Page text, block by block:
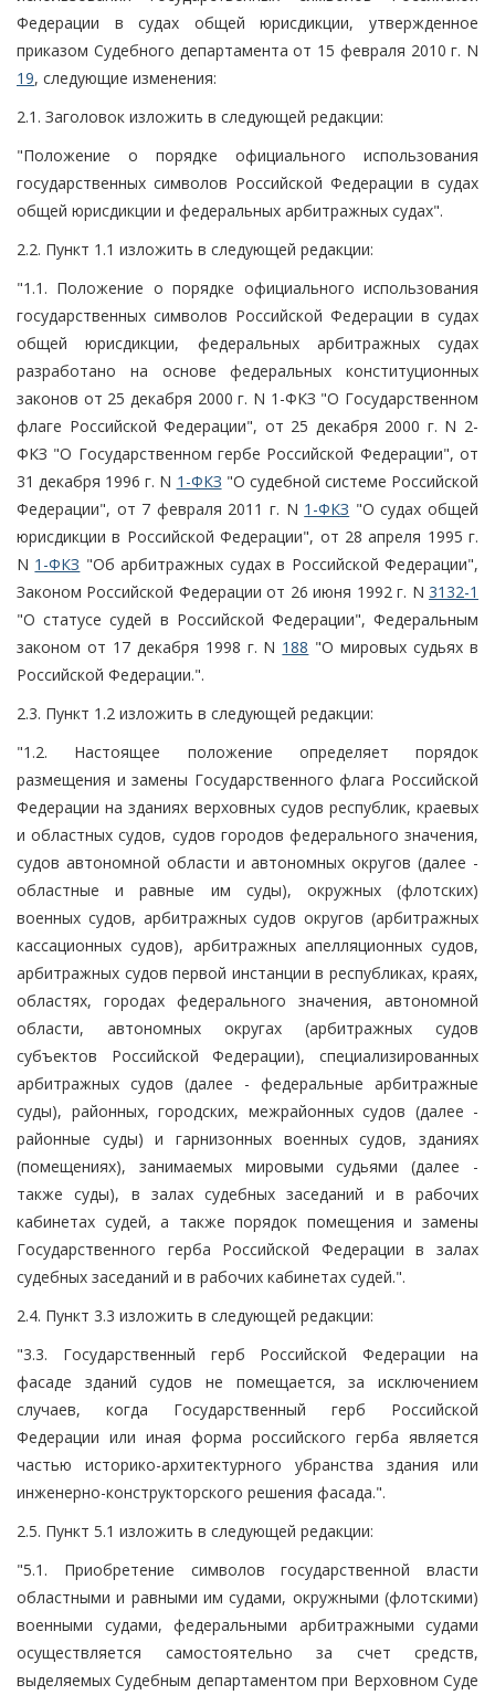
Федерации в судах общей юрисдикции, утвержденное
приказом Судебного департамента от 15 февраля 2010 г. N
19, следующие изменения:
2.1. Заголовок изложить в следующей редакции:
"Положение о порядке официального использования
государственных символов Российской Федерации в судах
общей юрисдикции и федеральных арбитражных судах".
2.2. Пункт 1.1 изложить в следующей редакции:
"1.1. Положение о порядке официального использования
государственных символов Российской Федерации в судах
общей юрисдикции, федеральных арбитражных судах
разработано на основе федеральных конституционных
законов от 25 декабря 2000 г. N 1-ФКЗ "О Государственном
флаге Российской Федерации", от 25 декабря 2000 г. N 2-
ФКЗ "О Государственном гербе Российской Федерации", от
31 декабря 1996 г. N 1-ФКЗ "О судебной системе Российской
Федерации", от 7 февраля 2011 г. N 1-ФКЗ "О судах общей
юрисдикции в Российской Федерации", от 28 апреля 1995 г.
N 1-ФКЗ "Об арбитражных судах в Российской Федерации",
Законом Российской Федерации от 26 июня 1992 г. N 3132-1
"О статусе судей в Российской Федерации", Федеральным
законом от 17 декабря 1998 г. N 188 "О мировых судьях в
Российской Федерации.".
2.3. Пункт 1.2 изложить в следующей редакции:
"1.2. Настоящее положение определяет порядок
размещения и замены Государственного флага Российской
Федерации на зданиях верховных судов республик, краевых
и областных судов, судов городов федерального значения,
судов автономной области и автономных округов (далее -
областные и равные им суды), окружных (флотских)
военных судов, арбитражных судов округов (арбитражных
кассационных судов), арбитражных апелляционных судов,
арбитражных судов первой инстанции в республиках, краях,
областях, городах федерального значения, автономной
области, автономных округах (арбитражных судов
субъектов Российской Федерации), специализированных
арбитражных судов (далее - федеральные арбитражные
суды), районных, городских, межрайонных судов (далее -
районные суды) и гарнизонных военных судов, зданиях
(помещениях), занимаемых мировыми судьями (далее -
также суды), в залах судебных заседаний и в рабочих
кабинетах судей, а также порядок помещения и замены
Государственного герба Российской Федерации в залах
судебных заседаний и в рабочих кабинетах судей.".
2.4. Пункт 3.3 изложить в следующей редакции:
"3.3. Государственный герб Российской Федерации на
фасаде зданий судов не помещается, за исключением
случаев, когда Государственный герб Российской
Федерации или иная форма российского герба является
частью историко-архитектурного убранства здания или
инженерно-конструкторского решения фасада.".
2.5. Пункт 5.1 изложить в следующей редакции:
"5.1. Приобретение символов государственной власти
областными и равными им судами, окружными (флотскими)
военными судами, федеральными арбитражными судами
осуществляется самостоятельно за счет средств,
выделяемых Судебным департаментом при Верховном Суде